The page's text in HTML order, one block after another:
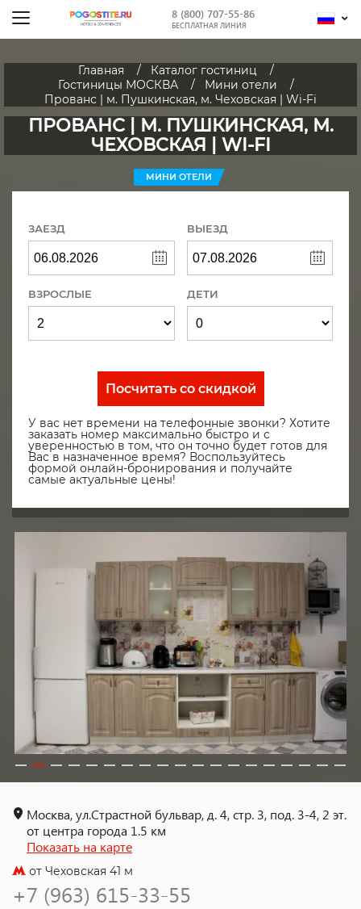
8 (800) 707-55-86
БЕСПЛАТНАЯ ЛИНИЯ
Главная
Каталог гостиниц
Гостиницы МОСКВА
Мини отели
Прованс | м. Пушкинская, м. Чеховская | Wi-Fi
ПРОВАНС | М. ПУШКИНСКАЯ, М.
ЧЕХОВСКАЯ | WI-FI
МИНИ ОТЕЛИ
ЗАЕЗД ВЫЕЗД
ВЗРОСЛЫЕ ДЕТИ
Посчитать со скидкой
У вас нет времени на телефонные звонки? Хотите
заказать номер максимально быстро и с
уверенностью в том, что он точно будет готов для
Вас в назначенное время? Воспользуйтесь
формой онлайн-бронирования и получайте
самые актуальные цены!
Москва, ул.Страстной бульвар, д. 4, стр. 3, под. 3-4, 2 эт.
от центра города 1.5 км
Показать на карте
от Чеховская 41 м
+7 (963) 615-33-55